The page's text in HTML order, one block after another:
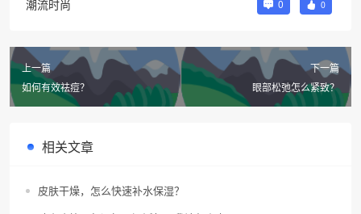
潮流时尚 0 0
上一篇
如何有效祛痘？
下一篇
眼部松弛怎么紧致？
相关文章
皮肤干燥，怎么快速补水保湿？